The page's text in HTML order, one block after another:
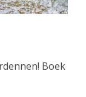
Boek